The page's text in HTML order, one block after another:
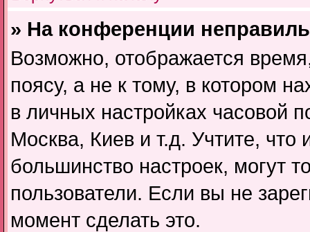
» На конференции
Возможно, отображается
поясу, а не к тому, в котором
в личных настройках часовой
Москва, Киев и т.д. Учтите, что
большинство настроек, могут
пользователи. Если вы не
момент сделать это.